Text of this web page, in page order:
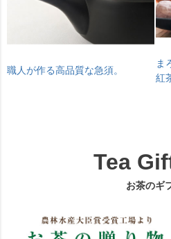
職人が作る高品質な急須。
ま
紅
Tea
お茶のギ